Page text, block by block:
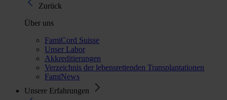
Zurück
Über uns
FamiCord Suisse
Unser Labor
Akkreditierungen
Verzeichnis der lebensrettenden Transplantationen
FamiNews
Unsere Erfahrungen